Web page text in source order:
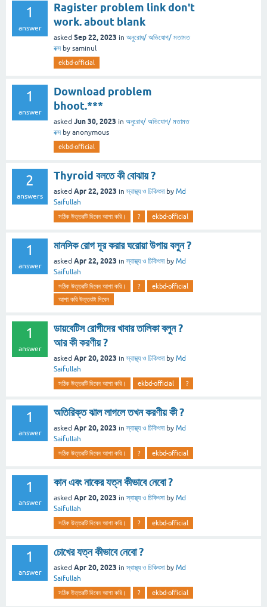
1
answer
Ragister problem link don't
work. about blank
asked Sep 22, 2023 in অনুরোধ/ অভিযোগ/ মতামত
বক্স by saminul
ekbd-official
1
answer
Download problem
bhoot.***
asked Jun 30, 2023 in অনুরোধ/ অভিযোগ/ মতামত
বক্স by anonymous
ekbd-official
2
answers
Thyroid বলতে কী বোঝায় ?
asked Apr 22, 2023 inস্বাস্থ্য ও চিকিৎসা by Md
Saifullah
সঠিক উত্তরটি দিবেন আশা করি। ? ekbd-official
1
answer
মানসিক রোগ দূর করার ঘরোয়া উপায় বলুন ?
asked Apr 22, 2023 inস্বাস্থ্য ও চিকিৎসা by Md
Saifullah
সঠিক উত্তরটি দিবেন আশা করি। ?
ekbd-official
আশা করি উত্তরটা দিবেন
1
answer
ডায়বেটিস রোগীদের খাবার তালিকা বলুন ?
আর কী করণীয় ?
asked Apr 20, 2023 inস্বাস্থ্য ও চিকিৎসা by Md
Saifullah
সঠিক উত্তরটি দিবেন আশা করি। ekbd-official ?
1
answer
অতিরিক্ত ঝাল লাগলে তখন করণীয় কী ?
asked Apr 20, 2023 inস্বাস্থ্য ও চিকিৎসা by Md
Saifullah
সঠিক উত্তরটি দিবেন আশা করি। ? ekbd-official
1
answer
কান এবং নাকের যত্ন কীভাবে নেবো ?
asked Apr 20, 2023 inস্বাস্থ্য ও চিকিৎসা by Md
Saifullah
সঠিক উত্তরটি দিবেন আশা করি। ? ekbd-official
1
answer
চোখের যত্ন কীভাবে নেবো ?
asked Apr 20, 2023 inস্বাস্থ্য ও চিকিৎসা by Md
Saifullah
সঠিক উত্তরটি দিবেন আশা করি। ? ekbd-official